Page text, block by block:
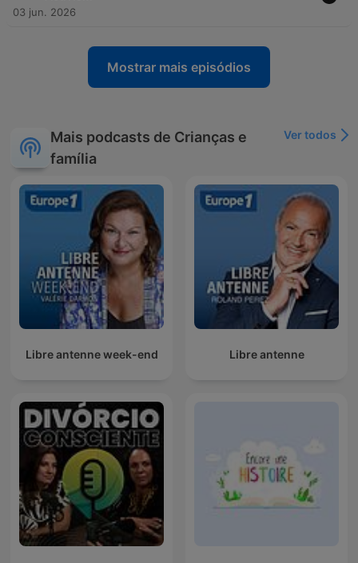
03 jun. 2026
Mostrar mais episódios
Mais podcasts de Crianças e
família
Ver todos
Libre antenne week-end Libre antenne